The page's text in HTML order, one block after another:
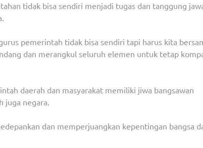
tidak bisa sendiri menjadi tugas dan tanggung
pemerintah tidak bisa sendiri tapi harus kita
dan merangkul seluruh elemen untuk tetap
daerah dan masyarakat memiliki jiwa bangsawan
juga negara.
dan memperjuangkan kepentingan bangsa